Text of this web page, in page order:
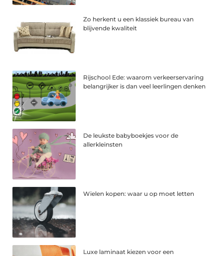
Zo herkent u een klassiek bureau van
blijvende kwaliteit
Rijschool Ede: waarom verkeerservaring
belangrijker is dan veel leerlingen denken
De leukste babyboekjes voor de
allerkleinsten
Wielen kopen: waar u op moet letten
Luxe laminaat kiezen voor een